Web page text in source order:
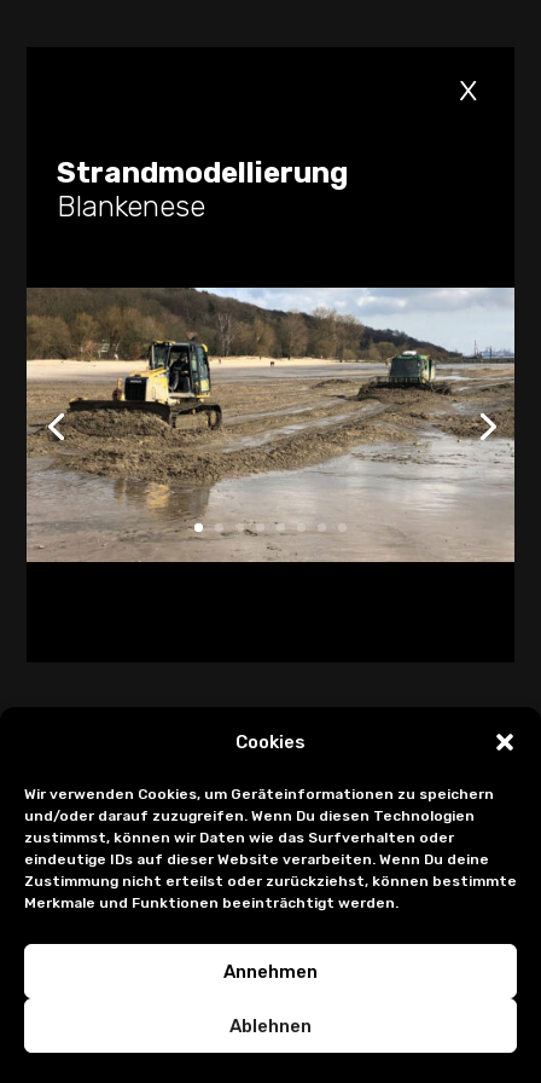
Cookies
Wir verwenden Cookies, um Geräteinformationen zu speichern
und/oder darauf zuzugreifen. Wenn Du diesen Technologien
zustimmst, können wir Daten wie das Surfverhalten oder
eindeutige IDs auf dieser Website verarbeiten. Wenn Du deine
Zustimmung nicht erteilst oder zurückziehst, können bestimmte
Merkmale und Funktionen beeinträchtigt werden.
Annehmen
Ablehnen
x
Strandmodellierung
Blankenese